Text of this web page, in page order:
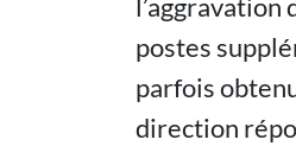
postes
parfois
direction